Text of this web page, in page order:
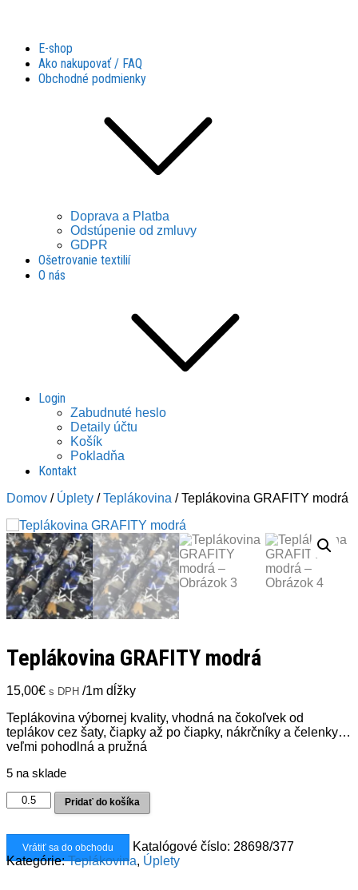
Látky Husár
Látky Husár
E-shop
Ako nakupovať / FAQ
Obchodné podmienky
Doprava a Platba
Odstúpenie od zmluvy
GDPR
Ošetrovanie textilií
O nás
Login
Zabudnuté heslo
Detaily účtu
Košík
Pokladňa
Kontakt
Domov / Úplety /Teplákovina / Teplákovina GRAFITY modrá
Teplákovina GRAFITY modrá
15,00€ s DPH /1m dĺžky
Teplákovina výbornej kvality, vhodná na čokoľvek od
teplákov cez šaty, čiapky až po čiapky, nákrčníky a čelenky…
veľmi pohodlná a pružná
5 na sklade
množstvo
Teplákovina
modrá
Pridať do košíka
Vrátiť sa do obchodu Katalógové číslo: 28698/377
Kategórie:Teplákovina, Úplety